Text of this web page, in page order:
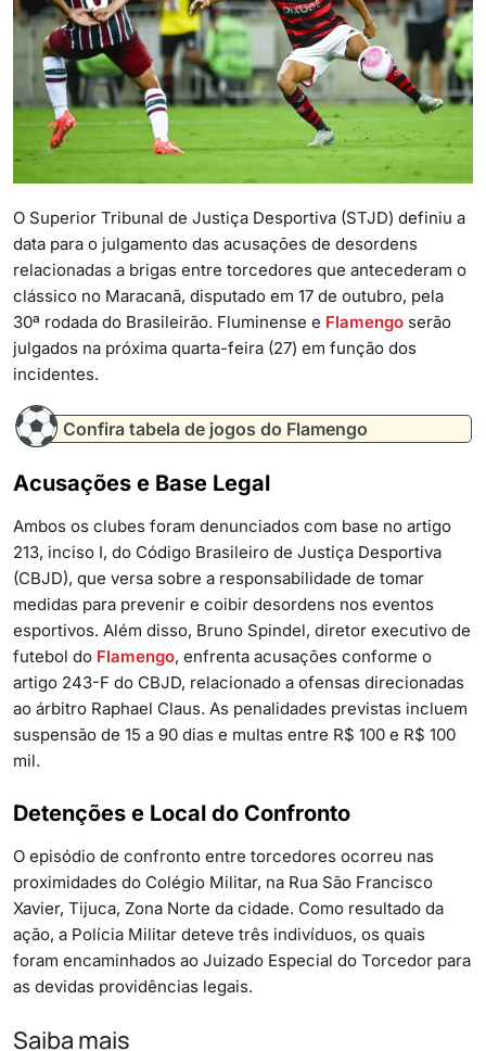
O Superior Tribunal de Justiça Desportiva (STJD) definiu a
data para o julgamento das acusações de desordens
relacionadas a brigas entre torcedores que antecederam o
clássico no Maracanã, disputado em 17 de outubro, pela
30ª rodada do Brasileirão. Fluminense e Flamengo serão
julgados na próxima quarta-feira (27) em função dos
incidentes.
Confira tabela de jogos do Flamengo
Acusações e Base Legal
Ambos os clubes foram denunciados com base no artigo
213, inciso I, do Código Brasileiro de Justiça Desportiva
(CBJD), que versa sobre a responsabilidade de tomar
medidas para prevenir e coibir desordens nos eventos
esportivos. Além disso, Bruno Spindel, diretor executivo de
futebol do Flamengo, enfrenta acusações conforme o
artigo 243-F do CBJD, relacionado a ofensas direcionadas
ao árbitro Raphael Claus. As penalidades previstas incluem
suspensão de 15 a 90 dias e multas entre R$ 100 e R$ 100
mil.
Detenções e Local do Confronto
O episódio de confronto entre torcedores ocorreu nas
proximidades do Colégio Militar, na Rua São Francisco
Xavier, Tijuca, Zona Norte da cidade. Como resultado da
ação, a Polícia Militar deteve três indivíduos, os quais
foram encaminhados ao Juizado Especial do Torcedor para
as devidas providências legais.
Saiba mais